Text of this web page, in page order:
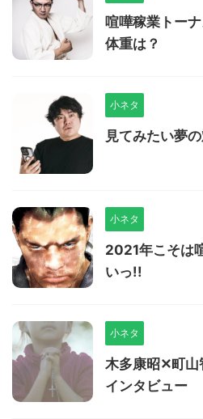
喧嘩稼業トー
体重は？
小ネタ
見てみたい夢
小ネタ
2021年こそは
いっ!!
小ネタ
木多康昭✕町山
インタビュー